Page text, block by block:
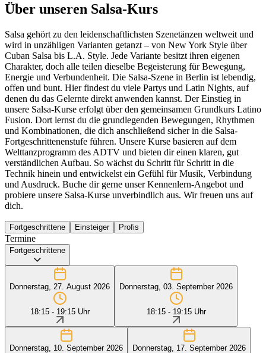
Über unseren Salsa-Kurs
Salsa gehört zu den leidenschaftlichsten Szenetänzen weltweit und
wird in unzähligen Varianten getanzt – von New York Style über
Cuban Salsa bis L.A. Style. Jede Variante besitzt ihren eigenen
Charakter, doch alle teilen dieselbe Begeisterung für Bewegung,
Energie und Verbundenheit. Die Salsa-Szene in Berlin ist lebendig,
offen und bunt. Hier findest du viele Partys und Latin Nights, auf
denen du das Gelernte direkt anwenden kannst. Der Einstieg in
unsere Salsa-Kurse erfolgt über den gemeinsamen Grundkurs Latino
Fusion. Dort lernst du die grundlegenden Bewegungen, Rhythmen
und Kombinationen, die dich anschließend sicher in die Salsa-
Fortgeschrittenenstufe führen. Unsere Kurse basieren auf dem
Welttanzprogramm des ADTV und bieten dir einen klaren, gut
verständlichen Aufbau. So wächst du Schritt für Schritt in die
Technik hinein und entwickelst ein Gefühl für Musik, Verbindung
und Ausdruck. Buche dir gerne unser Kennenlern-Angebot und
probiere unsere Salsa-Kurse unverbindlich aus. Wir freuen uns auf
dich.
Fortgeschrittene Einsteiger Profis
Termine
Fortgeschrittene
Donnerstag, 27. August 2026
18:15 - 19:15 Uhr
Donnerstag, 03. September 2026
18:15 - 19:15 Uhr
Donnerstag, 10. September 2026 Donnerstag, 17. September 2026